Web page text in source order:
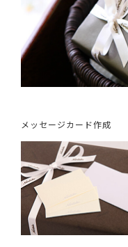
メッセージカード作成